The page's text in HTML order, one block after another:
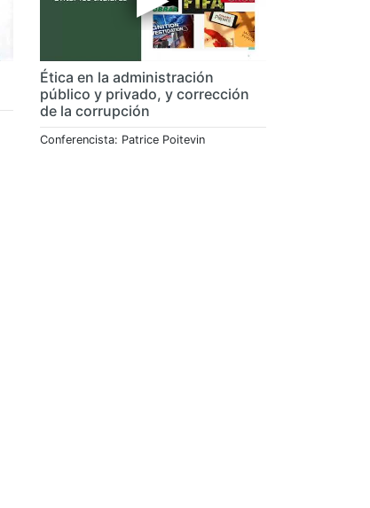
Ética en la administración
público y privado, y corrección
de la corrupción
Conferencista: Patrice Poitevin